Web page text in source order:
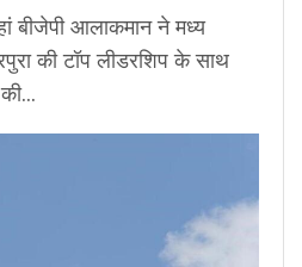
बीजेपी आलाकमान ने मध्य
की टॉप लीडरशिप के साथ